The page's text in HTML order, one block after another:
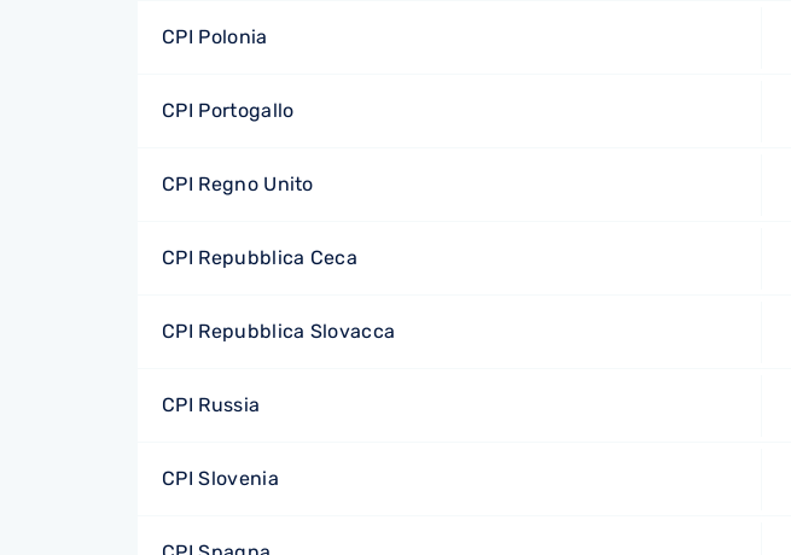
CPI Polonia
CPI Portogallo
CPI Regno Unito
CPI Repubblica Ceca
CPI Repubblica Slovacca
CPI Russia
CPI Slovenia